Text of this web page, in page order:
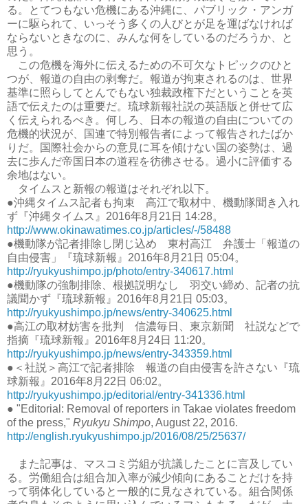
る。とてつもない危機にある沖縄に、パブリック・アンガ
ーに駆られて、いっそう多くの人びとが足を運ばなければ
ならないときなのに、みんな何をしているのだろうか、と
思う。
この危機を海外に伝えるための不可欠なトピックのひと
つが、報道の自由の剥奪だ。報道が拘束されるのは、世界
基準に照らしてとんでもない独裁政権下だということを英
語で伝えたのは重要だ。琉球新報社説の英語版と併せて広
く伝えられるべき。何しろ、日本の報道の自由についての
危機的状況が、国連で特別報告者によって報告されたばか
りだ。国際社会からの意見に耳を傾けない国の姿勢は、過
去に歩んだ帝国日本の道程を彷彿させる。過小に評価する
余地はない。
タイムスと新報の報道はそれぞれ以下。
●沖縄タイムス記者も拘束 高江で取材中、機動隊聞き入れ
ず『沖縄タイムス』2016年8月21日 14:28。
http://www.okinawatimes.co.jp/articles/-/58488
●機動隊が記者排除し閉じ込め 東村高江 弁護士「報道の
自由侵害」『琉球新報』2016年8月21日 05:04。
http://ryukyushimpo.jp/photo/entry-340617.html
●機動隊の強制排除、根拠説明なし 羽交い締め、記者の抗
議聞かず『琉球新報』2016年8月21日 05:03。
http://ryukyushimpo.jp/news/entry-340625.html
●高江の取材妨害を批判 信濃毎日、東京新聞 社説などで
指摘『琉球新報』2016年8月24日 11:20。
http://ryukyushimpo.jp/news/entry-343359.html
●＜社説＞高江で記者排除 報道の自由侵害を許さない『琉
球新報』2016年8月22日 06:02。
http://ryukyushimpo.jp/editorial/entry-341336.html
● "Editorial: Removal of reporters in Takae violates freedom
of the press," Ryukyu Shimpo, August 22, 2016.
http://english.ryukyushimpo.jp/2016/08/25/25637/
また記事は、マスコミ労組が抗議したことに言及してい
る。労働組合は組合加入率が減少傾向にあることだけを持
って弱体化していると一般的に見なされている。組合関係